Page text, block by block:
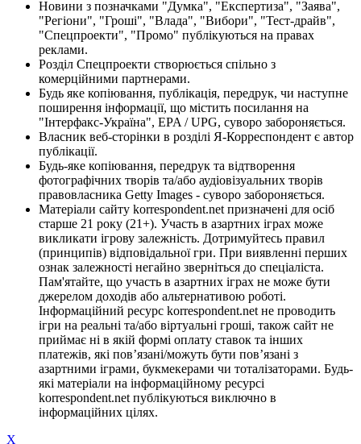
Новини з позначками "Думка", "Експертиза", "Заява",
"Регіони", "Гроші", "Влада", "Вибори", "Тест-драйв",
"Спецпроекти", "Промо" публікуються на правах
реклами.
Розділ Спецпроекти створюється спільно з
комерційними партнерами.
Будь яке копіювання, публікація, передрук, чи наступне
поширення інформації, що містить посилання на
"Інтерфакс-Україна", EPA / UPG, суворо забороняється.
Власник веб-сторінки в розділі Я-Корреспондент є автор
публікації.
Будь-яке копіювання, передрук та відтворення
фотографічних творів та/або аудіовізуальних творів
правовласника Getty Images - суворо забороняється.
Матеріали сайту korrespondent.net призначені для осіб
старше 21 року (21+). Участь в азартних іграх може
викликати ігрову залежність. Дотримуйтесь правил
(принципів) відповідальної гри. При виявленні перших
ознак залежності негайно зверніться до спеціаліста.
Пам'ятайте, що участь в азартних іграх не може бути
джерелом доходів або альтернативою роботі.
Інформаційний ресурс korrespondent.net не проводить
ігри на реальні та/або віртуальні гроші, також сайт не
приймає ні в якій формі оплату ставок та інших
платежів, які пов’язані/можуть бути пов’язані з
азартними іграми, букмекерами чи тоталізаторами. Будь-
які матеріали на інформаційному ресурсі
korrespondent.net публікуються виключно в
інформаційних цілях.
X